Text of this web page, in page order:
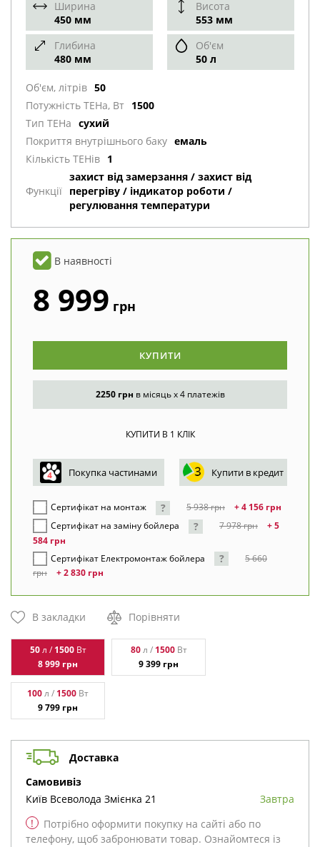
Ширина
450 мм
Висота
553 мм
Глибина
480 мм
Об'єм
50 л
Об'єм, літрів 50
Потужність ТЕНа, Вт 1500
Тип ТЕНа сухий
Покриття внутрішнього баку емаль
Кількість ТЕНів
Функції
захист від замерзання / захист від
перегріву / індикатор роботи /
регулювання температури
В наявності
8 999 грн
КУПИТИ
2250 грн в місяць x 4 платежів
Покупка частинами Купити в кредит
Сертифікат на монтаж ? 5 938грн + 4 156грн
Сертифікат на заміну бойлера ? 7 978грн
+ 5
584 грн
Сертифікат Електромонтаж бойлера ? 5 660грн
+ 2 830грн
В закладки Порівняти
50 л / 1500Вт
8 999 грн
80 л / 1500Вт
9 399 грн
100 л / 1500Вт
9 799 грн
Доставка
cамовивіз
КиївВсеволода Змієнка 21 Завтра
!
Потрібно оформити покупку на сайті або по
телефону, щоб забронювати товар. Ознайомтеся із